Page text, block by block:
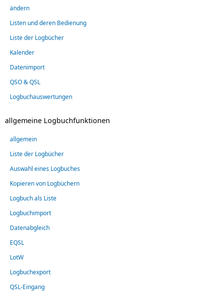
ändern
Listen und deren Bedienung
Liste der Logbücher
Kalender
Datenimport
QSO & QSL
Logbuchauswertungen
allgemeine Logbuchfunktionen
allgemein
Liste der Logbücher
Auswahl eines Logbuches
Kopieren von Logbüchern
Logbuch als Liste
Logbuchimport
Datenabgleich
EQSL
LotW
Logbuchexport
QSL-Eingang